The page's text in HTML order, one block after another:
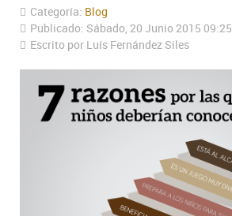
Categoría: Blog
Publicado: Sábado, 20 Junio 2015 09:25
Escrito por Luís Fernández Siles